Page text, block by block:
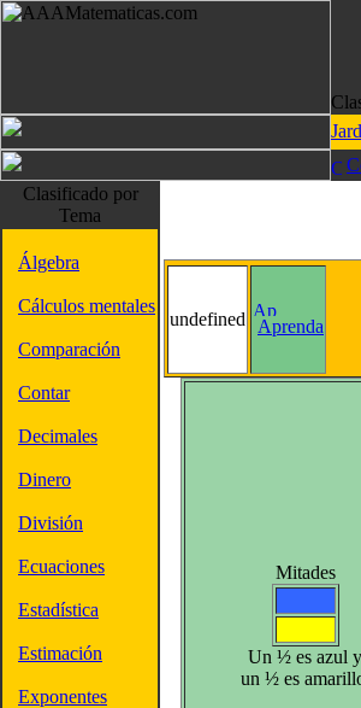
Clasificado por
Tema
Álgebra
Cálculos mentales
Comparación
Contar
Decimales
Dinero
División
Ecuaciones
Estadística
Estimación
Exponentes
undefined Aprenda
Mitades
Un ½ es azul y
un ½ es